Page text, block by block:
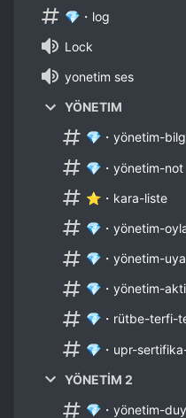
💎・log
Lock
yonetim ses
YÖNETIM
💎・yönetim-
💎・yönetim-not
⭐・kara-liste
💎・yönetim-
💎・yönetim-
💎・yönetim-
💎・rütbe-terfi-
💎・upr-
YÖNETİM 2
💎・yönetim-